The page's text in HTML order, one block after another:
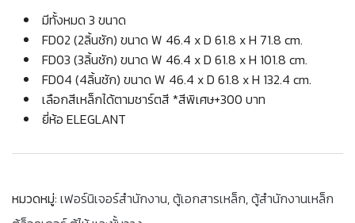
มีทั้งหมด 3 ขนาด
FD02 (2ลิ้นชัก) ขนาด W 46.4 x D 61.8 x H 71.8 cm.
FD03 (3ลิ้นชัก) ขนาด W 46.4 x D 61.8 x H 101.8 cm.
FD04 (4ลิ้นชัก) ขนาด W 46.4 x D 61.8 x H 132.4 cm.
เลือกสีเหล็กได้ตามชาร์ตสี *สีพิเศษ+300 บาท
ยี่ห้อ ELEGLANT
หมวดหมู่: เฟอร์นิเจอร์สำนักงาน,ตู้เอกสารเหล็ก,ตู้สำนักงานเหล็ก